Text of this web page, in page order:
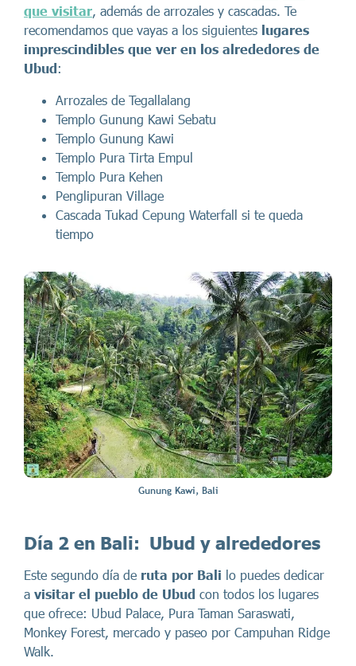
que visitar, además de arrozales y cascadas. Te
recomendamos que vayas a los siguientes lugares
imprescindibles que ver en los alrededores de
Ubud:
Arrozales de Tegallalang
Templo Gunung Kawi Sebatu
Templo Gunung Kawi
Templo Pura Tirta Empul
Templo Pura Kehen
Penglipuran Village
Cascada Tukad Cepung Waterfall si te queda
tiempo
Gunung Kawi, Bali
Día 2 en Bali: Ubud y alrededores
Este segundo día de ruta por Bali lo puedes dedicar
a visitar el pueblo de Ubud con todos los lugares
que ofrece: Ubud Palace, Pura Taman Saraswati,
Monkey Forest, mercado y paseo por Campuhan Ridge
Walk.